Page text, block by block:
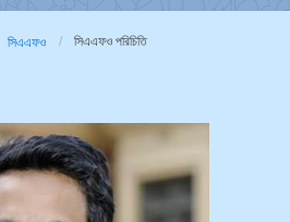
সিএএফও সিএএফও পরিচিতি